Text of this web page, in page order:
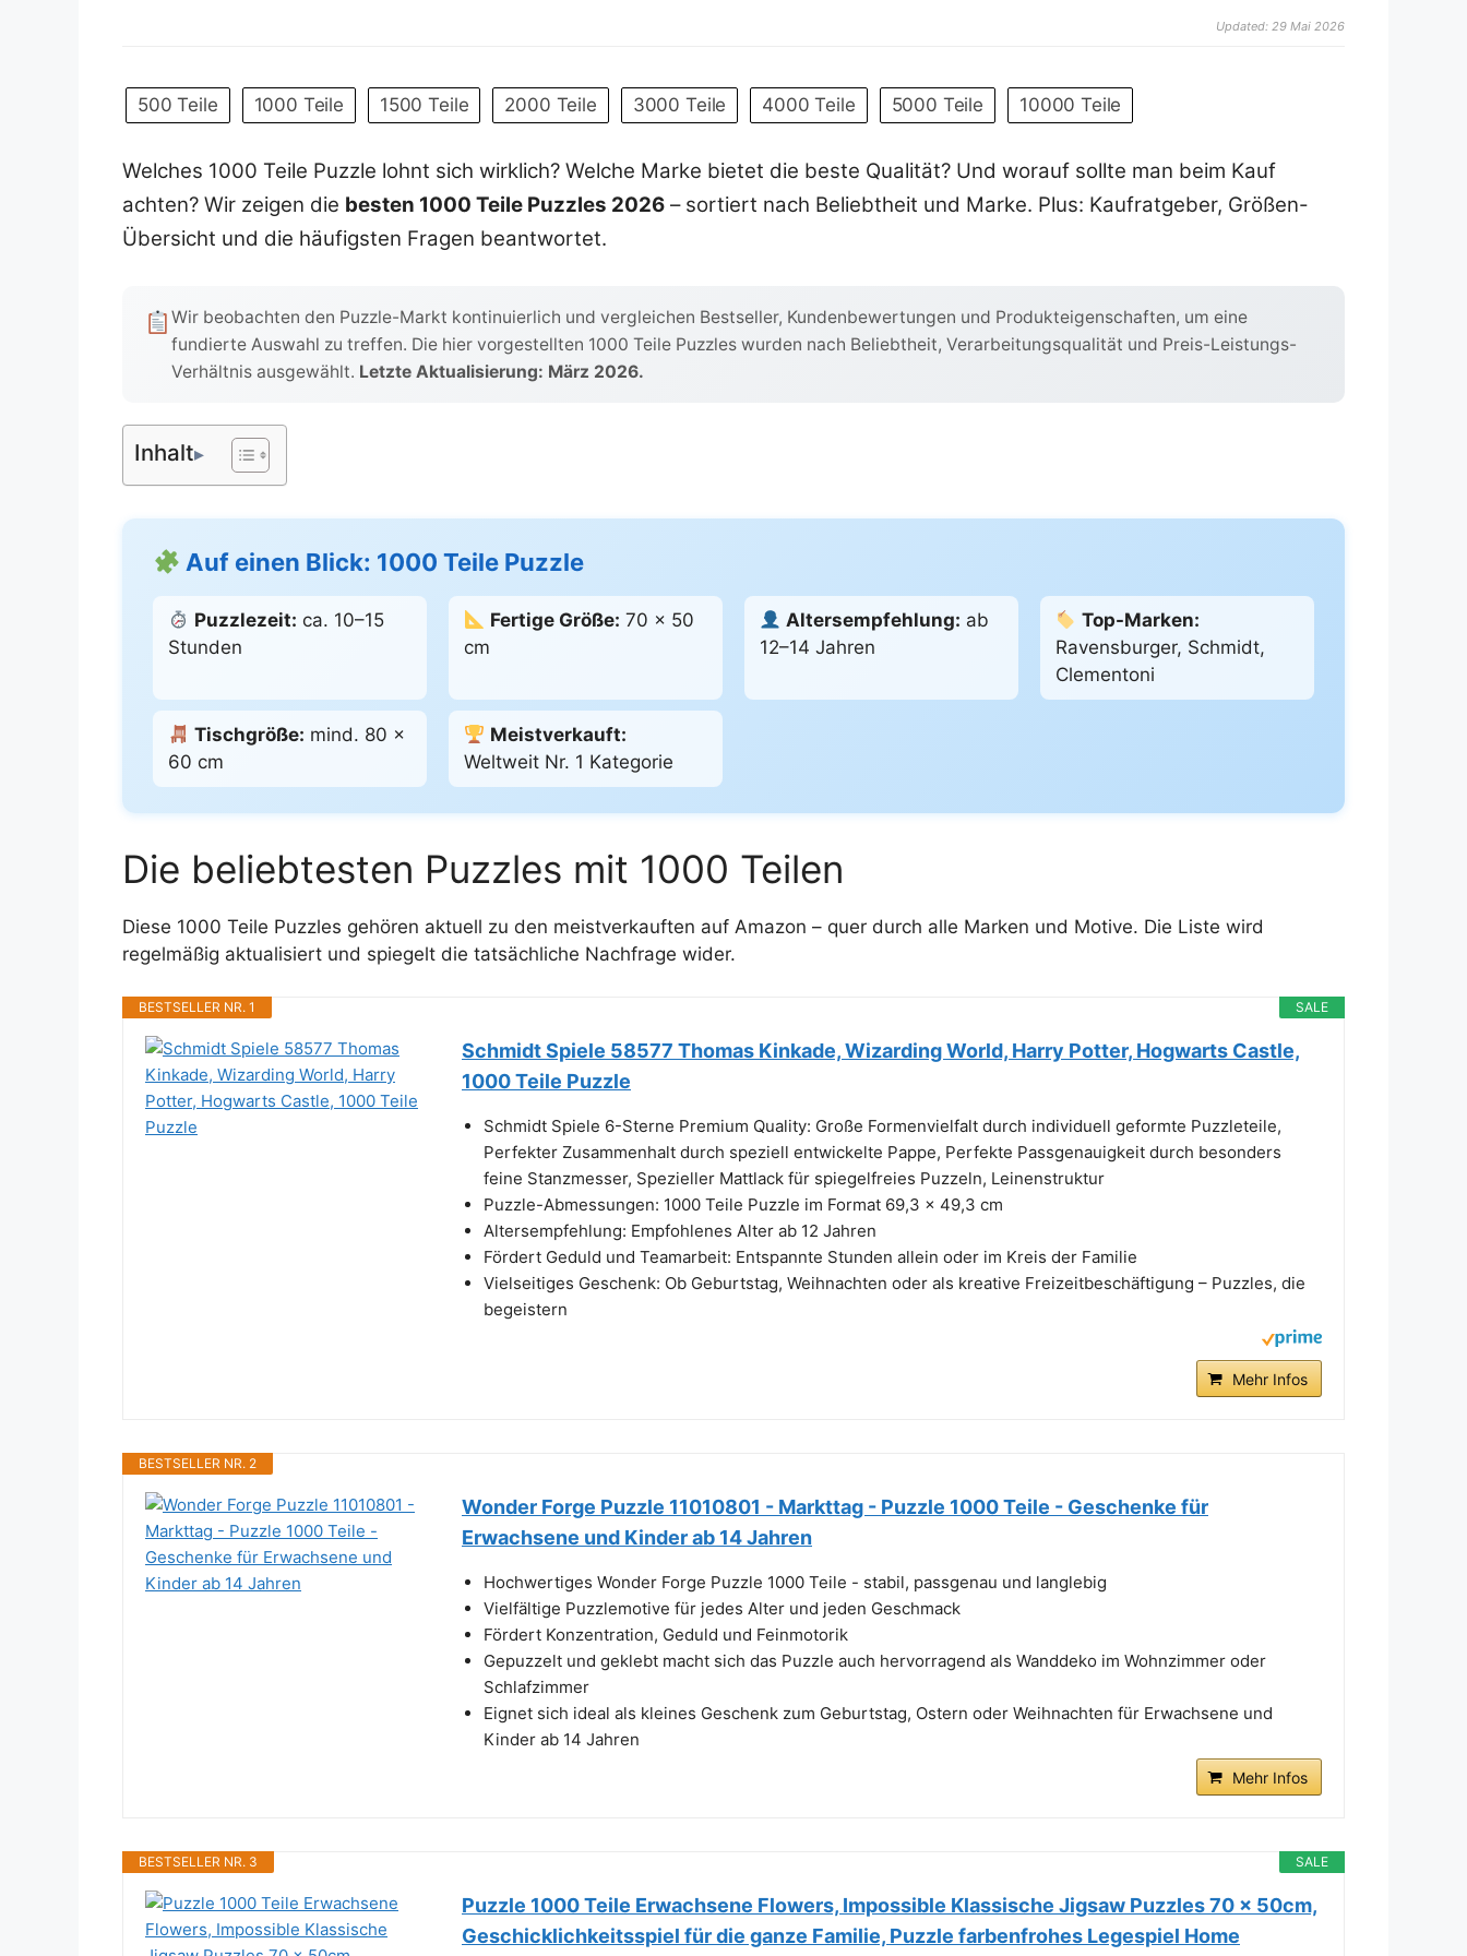
Updated: 29 Mai 2026
500 Teile 1000 Teile 1500 Teile 2000 Teile 3000 Teile 4000 Teile 5000 Teile 10000 Teile
Welches 1000 Teile Puzzle lohnt sich wirklich? Welche Marke bietet die beste Qualität? Und worauf sollte man beim Kauf
achten? Wir zeigen die besten 1000 Teile Puzzles 2026 – sortiert nach Beliebtheit und Marke. Plus: Kaufratgeber, Größen-
Übersicht und die häufigsten Fragen beantwortet.
Wir beobachten den Puzzle-Markt kontinuierlich und vergleichen Bestseller, Kundenbewertungen und Produkteigenschaften, um eine
fundierte Auswahl zu treffen. Die hier vorgestellten 1000 Teile Puzzles wurden nach Beliebtheit, Verarbeitungsqualität und Preis-Leistungs-
Verhältnis ausgewählt. Letzte Aktualisierung: März 2026.
Inhalt
Auf einen Blick: 1000 Teile Puzzle
Puzzlezeit: ca. 10–15
Stunden
Fertige Größe: 70 × 50
cm
Altersempfehlung: ab
12–14 Jahren
Top-Marken:
Ravensburger, Schmidt,
Clementoni
Tischgröße: mind. 80 ×
60 cm
Meistverkauft:
Weltweit Nr. 1 Kategorie
Die beliebtesten Puzzles mit 1000 Teilen
Diese 1000 Teile Puzzles gehören aktuell zu den meistverkauften auf Amazon – quer durch alle Marken und Motive. Die Liste wird
regelmäßig aktualisiert und spiegelt die tatsächliche Nachfrage wider.
SALE
BESTSELLER NR. 1
Schmidt Spiele 58577 Thomas Kinkade, Wizarding World, Harry Potter, Hogwarts Castle,
1000 Teile Puzzle
Schmidt Spiele 6-Sterne Premium Quality: Große Formenvielfalt durch individuell geformte Puzzleteile,
Perfekter Zusammenhalt durch speziell entwickelte Pappe, Perfekte Passgenauigkeit durch besonders
feine Stanzmesser, Spezieller Mattlack für spiegelfreies Puzzeln, Leinenstruktur
Puzzle-Abmessungen: 1000 Teile Puzzle im Format 69,3 x 49,3 cm
Altersempfehlung: Empfohlenes Alter ab 12 Jahren
Fördert Geduld und Teamarbeit: Entspannte Stunden allein oder im Kreis der Familie
Vielseitiges Geschenk: Ob Geburtstag, Weihnachten oder als kreative Freizeitbeschäftigung – Puzzles, die
begeistern
Mehr Infos
BESTSELLER NR. 2
Wonder Forge Puzzle 11010801 - Markttag - Puzzle 1000 Teile - Geschenke für
Erwachsene und Kinder ab 14 Jahren
Hochwertiges Wonder Forge Puzzle 1000 Teile - stabil, passgenau und langlebig
Vielfältige Puzzlemotive für jedes Alter und jeden Geschmack
Fördert Konzentration, Geduld und Feinmotorik
Gepuzzelt und geklebt macht sich das Puzzle auch hervorragend als Wanddeko im Wohnzimmer oder
Schlafzimmer
Eignet sich ideal als kleines Geschenk zum Geburtstag, Ostern oder Weihnachten für Erwachsene und
Kinder ab 14 Jahren
Mehr Infos
SALE
BESTSELLER NR. 3
Puzzle 1000 Teile Erwachsene Flowers, Impossible Klassische Jigsaw Puzzles 70 x 50cm,
Geschicklichkeitsspiel für die ganze Familie, Puzzle farbenfrohes Legespiel Home